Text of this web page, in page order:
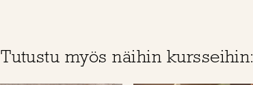
Tutustu myös näihin kursseihin: